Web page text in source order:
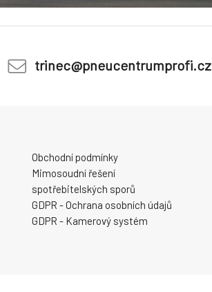
trinec@pneucentrumprofi.cz
Obchodní podmínky
Mimosoudní řešení
spotřebitelských sporů
GDPR - Ochrana osobních údajů
GDPR - Kamerový systém